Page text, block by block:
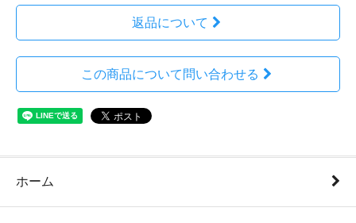
返品について
この商品について問い合わせる
ホーム